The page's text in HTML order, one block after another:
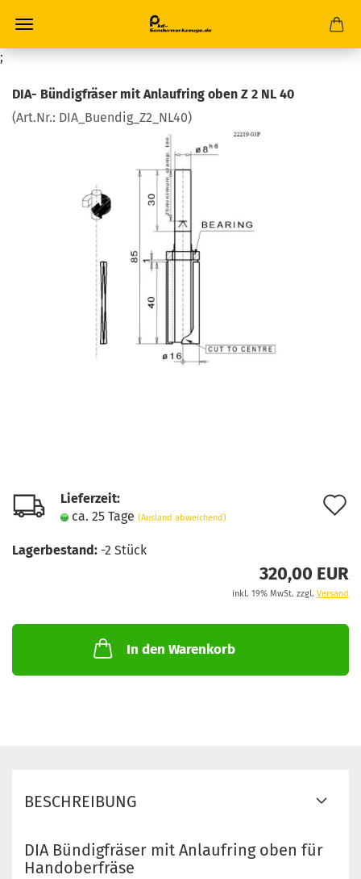
;
DIA- Bündigfräser mit Anlaufring oben Z 2 NL 40
(Art.Nr.: DIA_Buendig_Z2_NL40)
Lieferzeit:
ca. 25 Tage (Ausland abweichend)
Lagerbestand: -2 Stück
320,00 EUR
inkl. 19% MwSt. zzgl. Versand
In den Warenkorb
BESCHREIBUNG
DIA Bündigfräser mit Anlaufring oben für
Handoberfräse